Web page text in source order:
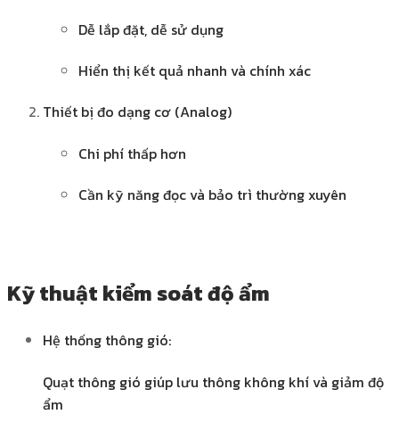
Dễ lắp đặt, dễ sử dụng
Hiển thị kết quả nhanh và chính xác
Thiết bị đo dạng cơ (Analog)
Chi phí thấp hơn
Cần kỹ năng đọc và bảo trì thường xuyên
Kỹ thuật kiểm soát độ ẩm
Hệ thống thông gió:
Quạt thông gió giúp lưu thông không khí và giảm độ
ẩm